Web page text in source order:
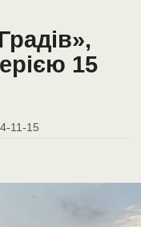
15
11-15